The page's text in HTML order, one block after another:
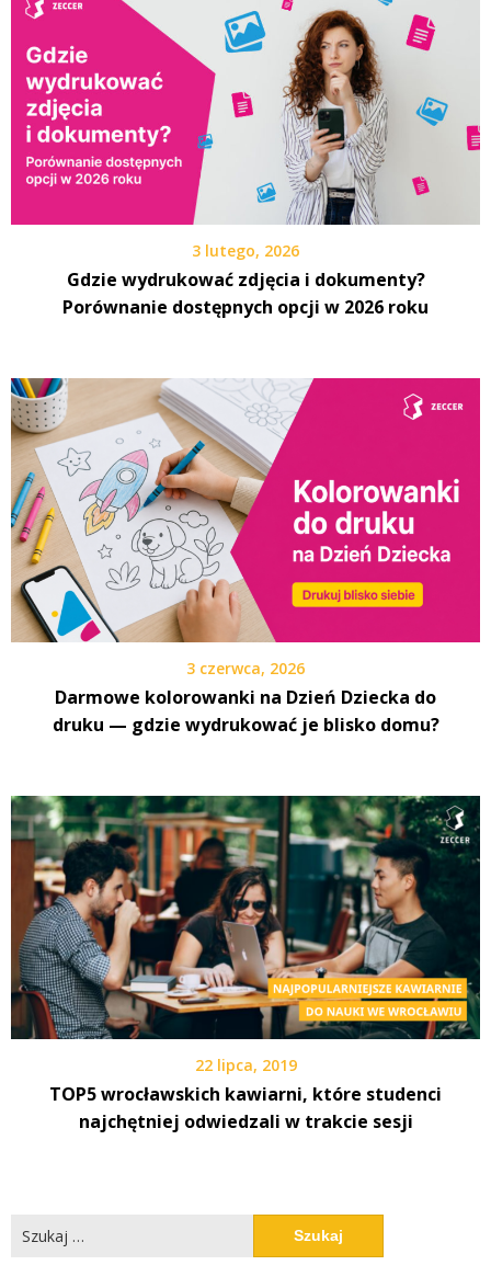
3 lutego, 2026
Gdzie wydrukować zdjęcia i dokumenty?
Porównanie dostępnych opcji w 2026 roku
3 czerwca, 2026
Darmowe kolorowanki na Dzień Dziecka do
druku — gdzie wydrukować je blisko domu?
22 lipca, 2019
TOP5 wrocławskich kawiarni, które studenci
najchętniej odwiedzali w trakcie sesji